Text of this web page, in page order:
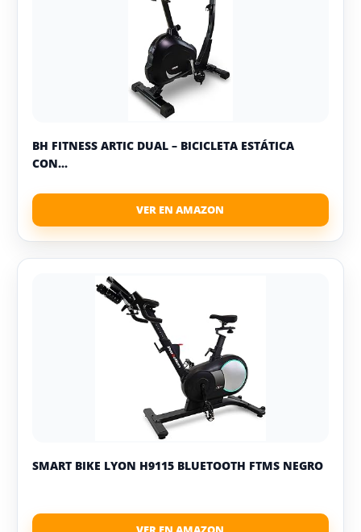
BH FITNESS ARTIC DUAL – BICICLETA ESTÁTICA
CON...
SMART BIKE LYON H9115 BLUETOOTH FTMS NEGRO